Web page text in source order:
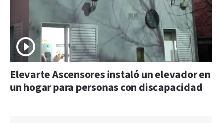
Elevarte Ascensores instaló un elevador en
un hogar para personas con discapacidad